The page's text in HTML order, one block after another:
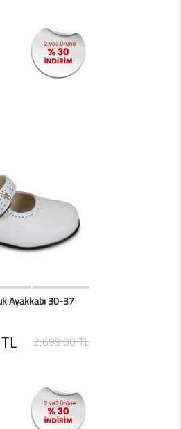
Favorilerim
Ayakkabı 30-37
2,699.00 TL